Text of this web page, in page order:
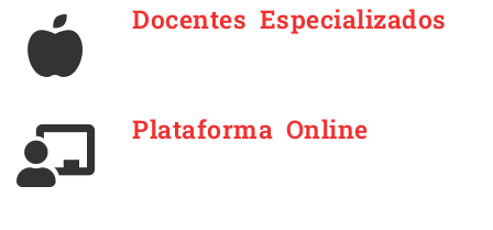
Docentes Especializados
Plataforma Online